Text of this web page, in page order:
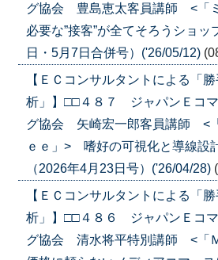
グ協会 豊島恵太客員講師 <「
必要な”接客”が全てそろうショッ
日・5月7日合併号）('26/05/12)
【ＥＣコンサルタントによる「
析」】□□４８７ ジャパンＥコ
グ協会 矢崎宏一郎客員講師 <
ｅｅ」> 嗜好の可視化と導線設
（2026年4月23日号）('26/04/28)
【ＥＣコンサルタントによる「
析」】□□４８６ ジャパンＥコ
グ協会 清水将平特別講師 <「